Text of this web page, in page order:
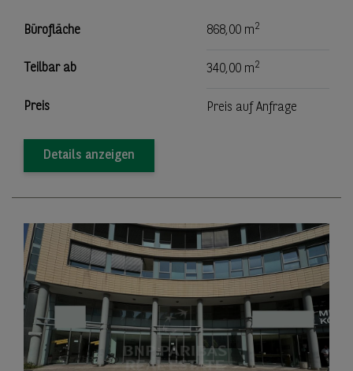
Bürofläche 868,00 m2
Teilbar ab 340,00 m2
Preis Preis auf Anfrage
Details anzeigen